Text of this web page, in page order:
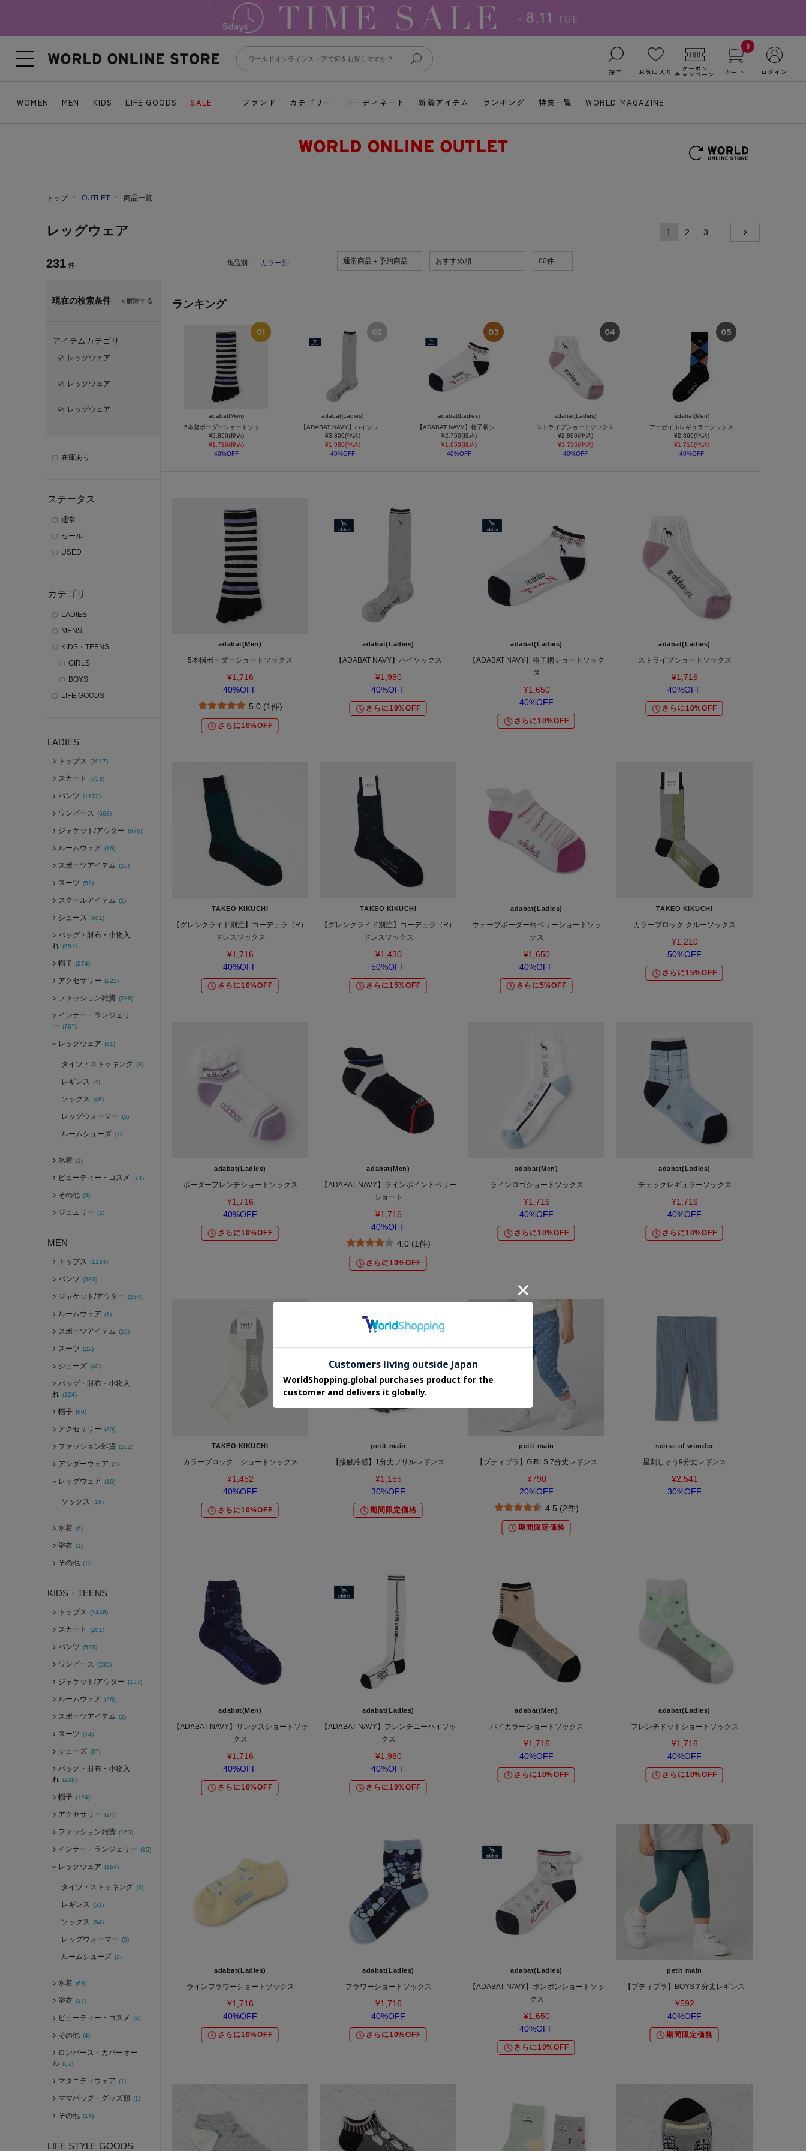
探す お気に入り クーポン
キャンペーン
0
カート ログイン
WOMEN MEN KIDS LIFE GOODS SALE ブランド カテゴリー コーディネート 新着アイテム ランキング 特集一覧 WORLD MAGAZINE
トップ OUTLET 商品一覧
レッグウェア
231 件 商品別 カラー別 通常商品＋予約商品 おすすめ順 60件
1 2 3
ｘ解除する
現在の検索条件
アイテムカテゴリ
レッグウェア
レッグウェア
レッグウェア
在庫あり
ステータス
通常
セール
USED
カテゴリ
LADIES
MENS
KIDS・TEENS
GIRLS
BOYS
LIFE GOODS
LADIES
トップス (3917)
スカート (753)
パンツ (1172)
ワンピース (663)
ジャケット/アウター (676)
ルームウェア (16)
スポーツアイテム (16)
スーツ (52)
スクールアイテム (1)
シューズ (501)
バッグ・財布・小物入
れ (681)
帽子 (274)
アクセサリー (222)
ファッション雑貨 (288)
インナー・ランジェリ
ー (767)
レッグウェア (61)
タイツ・ストッキング (3)
レギンス (4)
ソックス (48)
レッグウォーマー (5)
ルームシューズ (1)
水着 (1)
ビューティー・コスメ (74)
その他 (3)
ジュエリー (2)
MEN
トップス (1124)
パンツ (380)
ジャケット/アウター (234)
ルームウェア (1)
スポーツアイテム (10)
スーツ (22)
シューズ (40)
バッグ・財布・小物入
れ (124)
帽子 (59)
アクセサリー (30)
ファッション雑貨 (102)
アンダーウェア (3)
レッグウェア (16)
ソックス (16)
水着 (6)
浴衣 (1)
その他 (1)
KIDS・TEENS
トップス (1446)
スカート (201)
パンツ (526)
ワンピース (235)
ジャケット/アウター (137)
ルームウェア (26)
スポーツアイテム (2)
スーツ (14)
シューズ (87)
バッグ・財布・小物入
れ (228)
帽子 (124)
アクセサリー (24)
ファッション雑貨 (163)
インナー・ランジェリー (15)
レッグウェア (154)
タイツ・ストッキング (3)
レギンス (51)
ソックス (94)
レッグウォーマー (5)
ルームシューズ (1)
水着 (66)
浴衣 (27)
ビューティー・コスメ (4)
その他 (4)
ロンパース・カバーオー
ル (67)
マタニティウェア (1)
ママバッグ・グッズ類 (1)
その他 (14)
LIFE STYLE GOODS
ランキング
adabat(Men)
¥2,860(税込)
¥1,716(税込)
40%OFF
adabat(Ladies)
¥3,300(税込)
¥1,980(税込)
40%OFF
adabat(Ladies)
¥2,750(税込)
¥1,650(税込)
40%OFF
adabat(Ladies)
ストライプショートソックス
¥2,860(税込)
¥1,716(税込)
40%OFF
adabat(Men)
アーガイルレギュラーソックス
¥2,860(税込)
¥1,716(税込)
40%OFF
adabat(Men)
5本指ボーダーショートソックス
¥1,716
40%OFF
5.0 (1件)
さらに10%OFF
adabat(Ladies)
【ADABAT NAVY】ハイソックス
¥1,980
40%OFF
さらに10%OFF
adabat(Ladies)
【ADABAT NAVY】格子柄ショートソック
ス
¥1,650
40%OFF
さらに10%OFF
adabat(Ladies)
ストライプショートソックス
¥1,716
40%OFF
さらに10%OFF
TAKEO KIKUCHI
【グレンクライド別注】コーデュラ（R）
ドレスソックス
¥1,716
40%OFF
さらに10%OFF
TAKEO KIKUCHI
【グレンクライド別注】コーデュラ（R）
ドレスソックス
¥1,430
50%OFF
さらに15%OFF
adabat(Ladies)
ウェーブボーダー柄ベリーショートソッ
クス
¥1,650
40%OFF
さらに5%OFF
TAKEO KIKUCHI
カラーブロック クルーソックス
¥1,210
50%OFF
さらに15%OFF
adabat(Ladies)
ボーダーフレンチショートソックス
¥1,716
40%OFF
さらに10%OFF
adabat(Men)
【ADABAT NAVY】ラインポイントベリー
ショート
¥1,716
40%OFF
4.0 (1件)
さらに10%OFF
adabat(Men)
ラインロゴショートソックス
¥1,716
40%OFF
さらに10%OFF
adabat(Ladies)
チェックレギュラーソックス
¥1,716
40%OFF
さらに10%OFF
TAKEO KIKUCHI
カラーブロック ショートソックス
¥1,452
40%OFF
さらに10%OFF
petit main
【接触冷感】1分丈フリルレギンス
¥1,155
30%OFF
期間限定価格
petit main
【プティプラ】GIRLS 7分丈レギンス
¥790
20%OFF
4.5 (2件)
期間限定価格
sense of wonder
星刺しゅう9分丈レギンス
¥2,541
30%OFF
adabat(Men)
【ADABAT NAVY】リンクスショートソッ
クス
¥1,716
40%OFF
さらに10%OFF
adabat(Ladies)
【ADABAT NAVY】フレンチニーハイソッ
クス
¥1,980
40%OFF
さらに10%OFF
adabat(Men)
バイカラーショートソックス
¥1,716
40%OFF
さらに10%OFF
adabat(Ladies)
フレンチドットショートソックス
¥1,716
40%OFF
さらに10%OFF
adabat(Ladies)
ラインフラワーショートソックス
¥1,716
40%OFF
さらに10%OFF
adabat(Ladies)
フラワーショートソックス
¥1,716
40%OFF
さらに10%OFF
adabat(Ladies)
【ADABAT NAVY】ポンポンショートソッ
クス
¥1,650
40%OFF
さらに10%OFF
petit main
【プティプラ】BOYS７分丈レギンス
¥592
40%OFF
期間限定価格